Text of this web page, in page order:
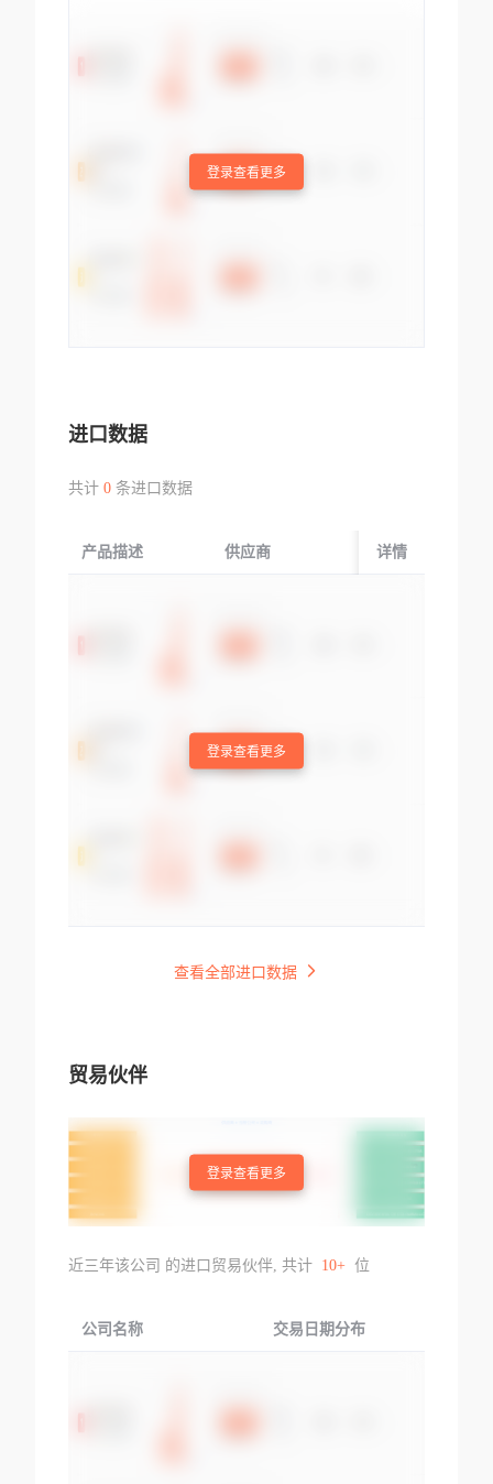
登录查看更多
进口数据
共计 0条进口数据
产品描述 供应商 起运国/地区
详情
登录查看更多
查看全部进口数据
贸易伙伴
登录查看更多
近三年该公司 的进口贸易伙伴, 共计 10+ 位
公司名称 交易日期分布